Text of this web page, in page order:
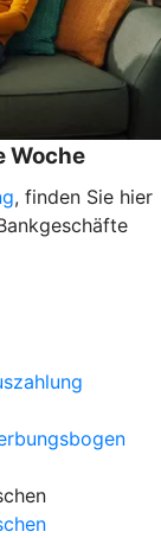
Woche
, finden Sie hier